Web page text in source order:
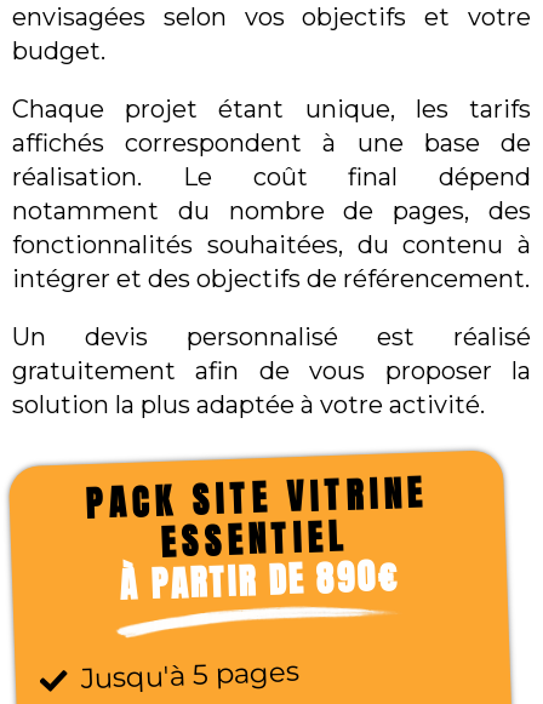
envisagées selon vos objectifs et votre
budget.
Chaque projet étant unique, les tarifs
affichés correspondent à une base de
réalisation. Le coût final dépend
notamment du nombre de pages, des
fonctionnalités souhaitées, du contenu à
intégrer et des objectifs de référencement.
Un devis personnalisé est réalisé
gratuitement afin de vous proposer la
solution la plus adaptée à votre activité.
PACK SITE VITRINE
ESSENTIEL
À PARTIR DE 890€
Jusqu'à 5 pages